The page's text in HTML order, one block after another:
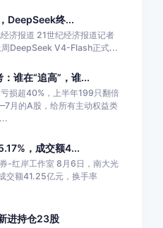
DeepSeek终...
济报道 21世纪经济报道记者
周DeepSeek V4-Flash正式...
谁在“追高”，谁...
损超40%，上半年199只翻倍
月的A股，给所有主动权益类
，成交额4...
-红岸工作室 8月6日，南大光
交额41.25亿元，换手率
进持仓23股